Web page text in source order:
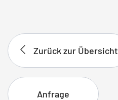
Zurück zur Übersicht
Anfrage